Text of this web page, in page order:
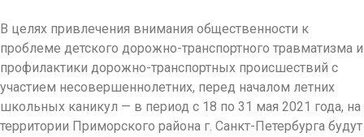
В целях привлечения внимания общественности к
проблеме детского дорожно-транспортного травматизма и
профилактики дорожно-транспортных происшествий с
участием несовершеннолетних, перед началом летних
школьных каникул — в период с 18 по 31 мая 2021 года, на
территории Приморского района г. Санкт-Петербурга будут